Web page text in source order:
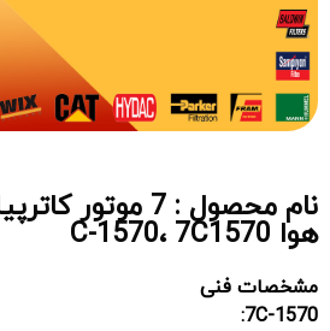
نام محصول : 7
هوا C-1570، 7C1570
مشخصات فنی
7C-1570: